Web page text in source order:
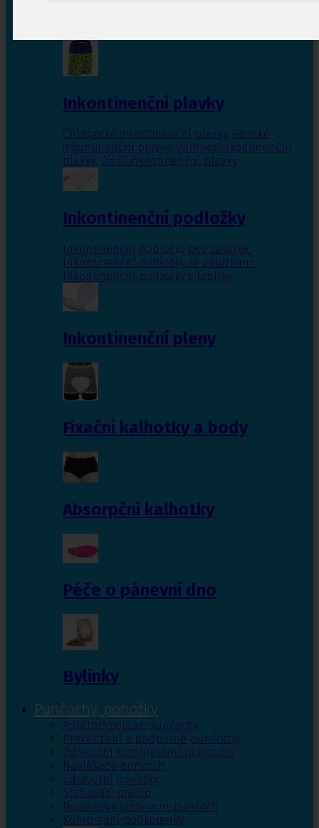
Inkontinenční plavky
Chlapecké inkontinenční plavky, Pánské
inkontinenční plavky, Dámské inkontinenční
plavky, Dívčí inkontinenční plavky
Inkontinenční podložky
Inkontinenční podložky bez záložek,
Inkontinenční podložky se záložkami,
Inkontinenční podložky s lepítky
Inkontinenční pleny
Fixační kalhotky a body
Absorpční kalhotky
Péče o pánevní dno
Bylinky
Punčochy, ponožky
Antitrombotické punčochy
Preventivní a podpůrné punčochy
Zdravotní kompresivní punčochy
Navlékače punčoch
Zdravotní ponožky
Stahovací prádlo
Doplňkový sortiment punčoch
Kompresní podkolenky